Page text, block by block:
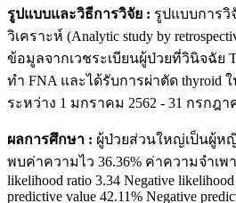
รูปแบบและวิธีการวิจัย : รูปแบบการวิ
วิเคราะห์ (Analytic study by
ข้อมูลจากเวชระเบียนผู้ป่วยที่วินิจฉัย
ทำ FNA และได้รับการผ่าตัด thyroid
ระหว่าง 1 มกราคม 2562 - 31 กรกฎา
ผลการศึกษา : ผู้ป่วยส่วนใหญ่เป็นผู้หญิ
พบค่าความไว 36.36% ค่าความจำเพา
likelihood ratio 3.34 Negative
predictive value 42.11% Negative